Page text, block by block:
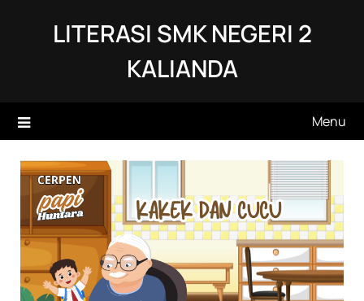
LITERASI SMK NEGERI 2
KALIANDA
Menu